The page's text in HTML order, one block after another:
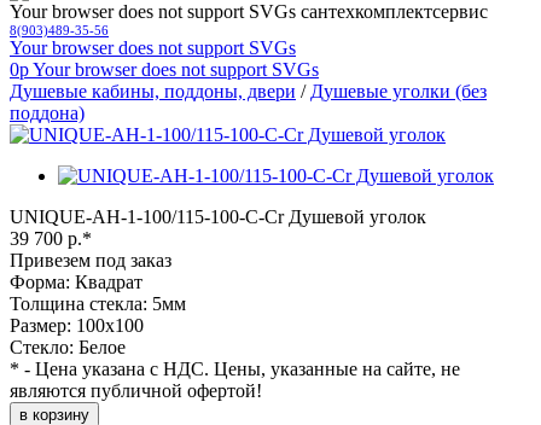
Your browser does not support SVGs сантехкомплектсервис
8(903)489-35-56
Your browser does not support SVGs
0pYour browser does not support SVGs
Душевые кабины, поддоны, двери / Душевые уголки (без
поддона)
UNIQUE-AH-1-100/115-100-C-Cr Душевой уголок
39 700 р.*
Привезем под заказ
Форма: Квадрат
Толщина стекла: 5мм
Размер: 100х100
Стекло: Белое
* - Цена указана с НДС. Цены, указанные на сайте, не
являются публичной офертой!
в корзину